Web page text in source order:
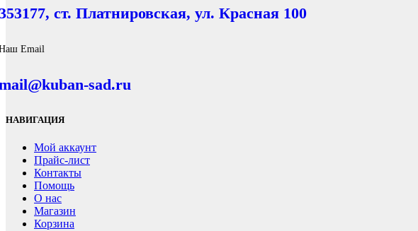
ст. Платнировская, ул. Красная 100
Email
sad.ru
НАВИГАЦИЯ
Мой аккаунт
Прайс-лист
Контакты
Помощь
О нас
Магазин
Корзина